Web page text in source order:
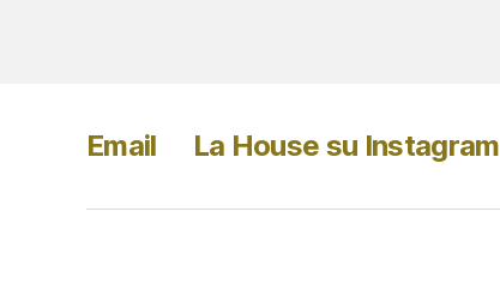
Email La House su Instagram